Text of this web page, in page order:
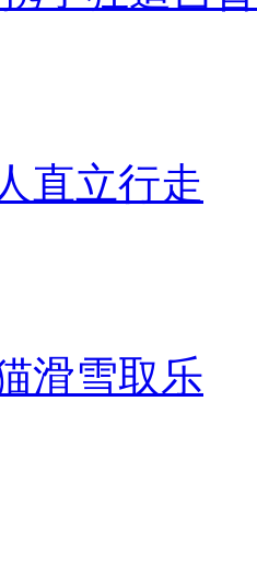
直立行走
滑雪取乐